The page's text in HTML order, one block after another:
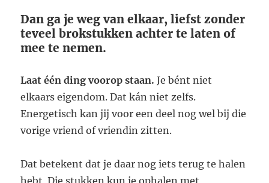
Dan ga je weg van elkaar, liefst zonder
teveel brokstukken achter te laten of
mee te nemen.
Laat één ding voorop staan. Je bént niet
elkaars eigendom. Dat kán niet zelfs.
Energetisch kan jij voor een deel nog wel bij die
vorige vriend of vriendin zitten.
Dat betekent dat je daar nog iets terug te halen
hebt. Die stukken kun je ophalen met